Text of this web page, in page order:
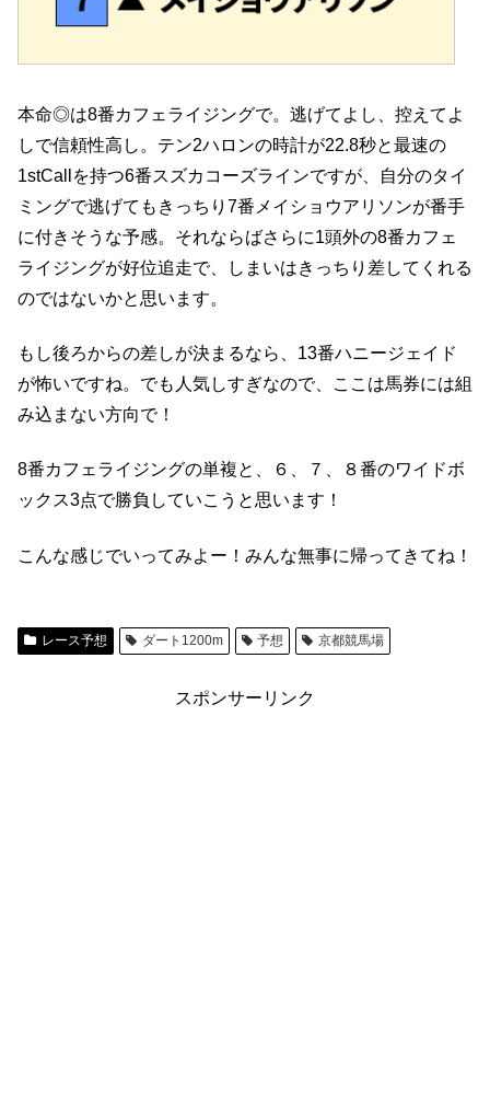
本命◎は8番カフェライジングで。逃げてよし、控えてよ
しで信頼性高し。テン2ハロンの時計が22.8秒と最速の
1stCallを持つ6番スズカコーズラインですが、自分のタイ
ミングで逃げてもきっちり7番メイショウアリソンが番手
に付きそうな予感。それならばさらに1頭外の8番カフェ
ライジングが好位追走で、しまいはきっちり差してくれる
のではないかと思います。
もし後ろからの差しが決まるなら、13番ハニージェイド
が怖いですね。でも人気しすぎなので、ここは馬券には組
み込まない方向で！
8番カフェライジングの単複と、６、７、８番のワイドボ
ックス3点で勝負していこうと思います！
こんな感じでいってみよー！みんな無事に帰ってきてね！
レース予想 ダート1200m 予想 京都競馬場
スポンサーリンク